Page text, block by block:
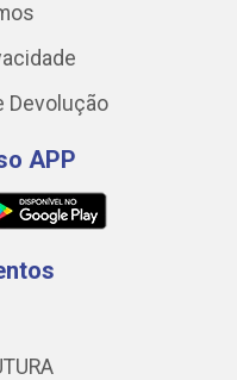
Devolução
APP